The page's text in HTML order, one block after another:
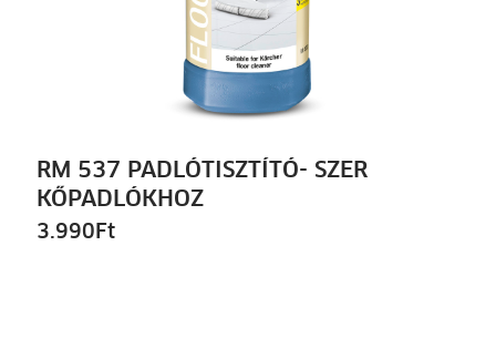
RM 537 PADLÓTISZTÍTÓ- SZER
KŐPADLÓKHOZ
3.990 Ft